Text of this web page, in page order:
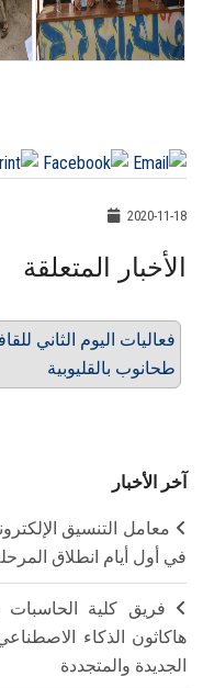
2020-11-18
الأخبار المتعلقة
فعاليات اليوم الثاني
طحانوب بالقليوبية
آخر الأخبار
في أول أيام انطلاق
فريق كلية
هاكاثون الذكاء
الجديدة والمتجددة